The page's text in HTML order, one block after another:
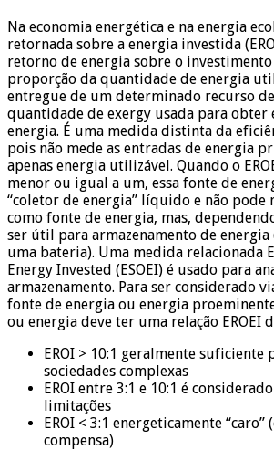
Na economia energética e na energia
retornada sobre a energia investida
retorno de energia sobre o investimento
proporção da quantidade de energia
entregue de um determinado recurso
quantidade de exergy usada para obter
energia. É uma medida distinta da
pois não mede as entradas de energia
apenas energia utilizável. Quando o
menor ou igual a um, essa fonte de
“coletor de energia” líquido e não pode
como fonte de energia, mas,
ser útil para armazenamento de energia
uma bateria). Uma medida relacionada
Energy Invested (ESOEI) é usado para
armazenamento. Para ser considerado
fonte de energia ou energia
ou energia deve ter uma relação EROEI
EROI > 10:1 geralmente suficiente
sociedades complexas
EROI entre 3:1 e 10:1 é
limitações
EROI < 3:1 energeticamente “caro”
compensa)